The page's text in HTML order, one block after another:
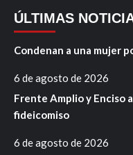
ÚLTIMAS
Condenan a una mujer
6 de agosto de 2026
Frente Amplio y Enciso
fideicomiso
6 de agosto de 2026